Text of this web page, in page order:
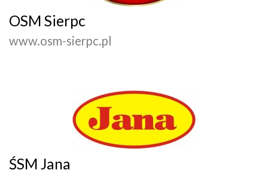
OSM Sierpc
www.osm-sierpc.pl
ŚSM Jana